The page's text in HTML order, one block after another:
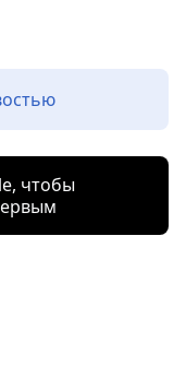
чтобы